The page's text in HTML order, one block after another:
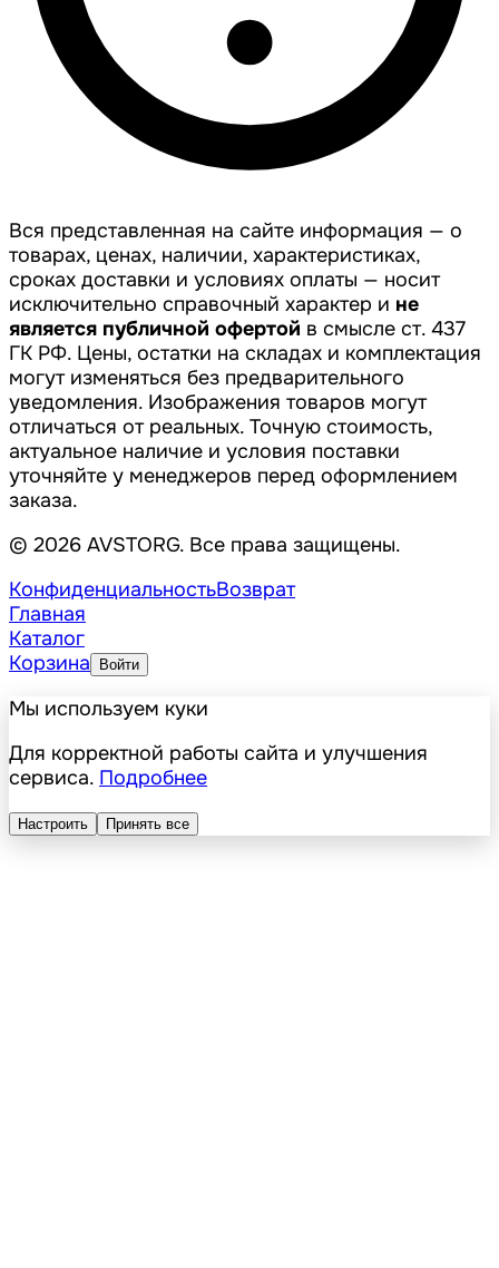
Вся представленная на сайте информация — о
товарах, ценах, наличии, характеристиках,
сроках доставки и условиях оплаты — носит
исключительно справочный характер и не
является публичной офертой в смысле ст. 437
ГК РФ. Цены, остатки на складах и комплектация
могут изменяться без предварительного
уведомления. Изображения товаров могут
отличаться от реальных. Точную стоимость,
актуальное наличие и условия поставки
уточняйте у менеджеров перед оформлением
заказа.
© 2026 AVSTORG. Все права защищены.
КонфиденциальностьВозврат
Главная
Каталог
Корзина
Войти
Мы используем куки
Для корректной работы сайта и улучшения
сервиса. Подробнее
Настроить Принять все